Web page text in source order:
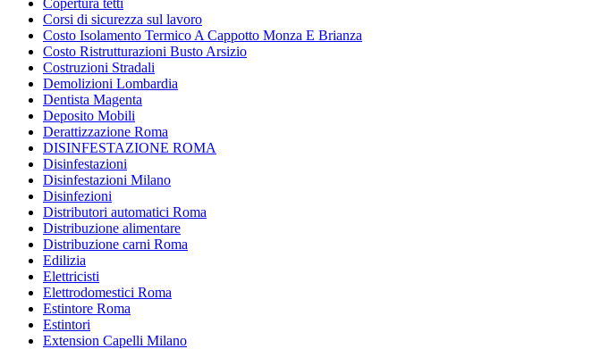
Corsi di sicurezza sul lavoro
Costo Isolamento Termico A Cappotto Monza E Brianza
Costo Ristrutturazioni Busto Arsizio
Costruzioni Stradali
Demolizioni Lombardia
Dentista Magenta
Deposito Mobili
Derattizzazione Roma
DISINFESTAZIONE ROMA
Disinfestazioni
Disinfestazioni Milano
Disinfezioni
Distributori automatici Roma
Distribuzione alimentare
Distribuzione carni Roma
Edilizia
Elettricisti
Elettrodomestici Roma
Estintore Roma
Estintori
Extension Capelli Milano